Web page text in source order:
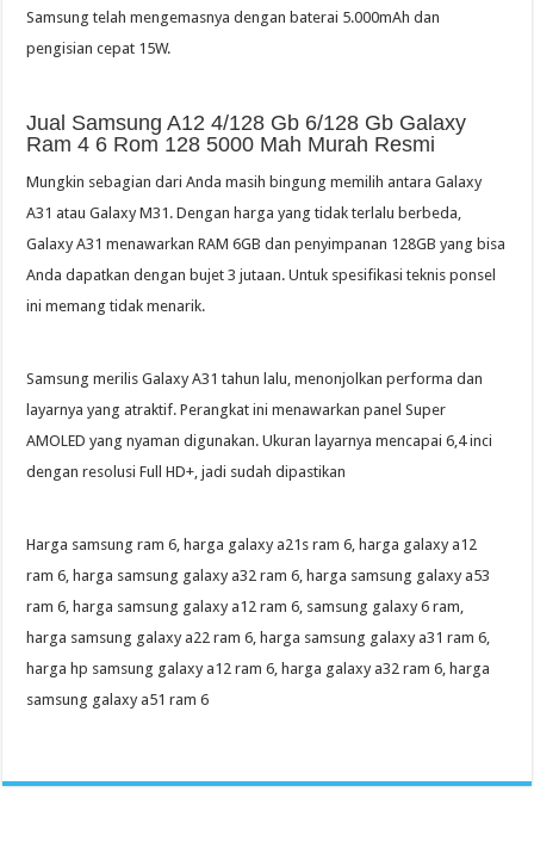
Samsung telah mengemasnya dengan baterai 5.000mAh dan
pengisian cepat 15W.
Jual Samsung A12 4/128 Gb 6/128 Gb Galaxy
Ram 4 6 Rom 128 5000 Mah Murah Resmi
Mungkin sebagian dari Anda masih bingung memilih antara Galaxy
A31 atau Galaxy M31. Dengan harga yang tidak terlalu berbeda,
Galaxy A31 menawarkan RAM 6GB dan penyimpanan 128GB yang bisa
Anda dapatkan dengan bujet 3 jutaan. Untuk spesifikasi teknis ponsel
ini memang tidak menarik.
Samsung merilis Galaxy A31 tahun lalu, menonjolkan performa dan
layarnya yang atraktif. Perangkat ini menawarkan panel Super
AMOLED yang nyaman digunakan. Ukuran layarnya mencapai 6,4 inci
dengan resolusi Full HD+, jadi sudah dipastikan
Harga samsung ram 6, harga galaxy a21s ram 6, harga galaxy a12
ram 6, harga samsung galaxy a32 ram 6, harga samsung galaxy a53
ram 6, harga samsung galaxy a12 ram 6, samsung galaxy 6 ram,
harga samsung galaxy a22 ram 6, harga samsung galaxy a31 ram 6,
harga hp samsung galaxy a12 ram 6, harga galaxy a32 ram 6, harga
samsung galaxy a51 ram 6